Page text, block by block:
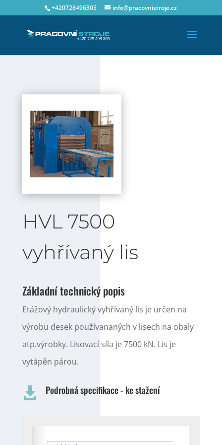
+420728496305 info@pracovnistroje.cz
HVL 7500
vyhřívaný lis
Základní technický popis
Etážový hydraulický vyhřívaný lis je určen na
výrobu desek používananých v lisech na obaly
atp.výrobky. Lisovací síla je 7500 kN. Lis je
vytápěn párou.
 Podrobná specifikace - ke stažení